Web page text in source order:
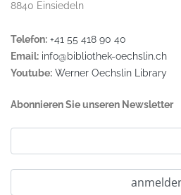
8840 Einsiedeln
Telefon: +41 55 418 90 40
Email: info@bibliothek-oechslin.ch
Youtube: Werner Oechslin Library
Abonnieren Sie unseren Newsletter